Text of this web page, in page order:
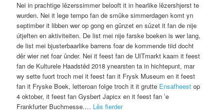
Nei in prachtige lêzerssimmer belooft it in hearlike lêzershjerst te
wurden. Nei it lege tempo fan de smûke simmerdagen komt yn
septimber it libben wer op gong en gûnzet en sûzet it fan de nije
útjeften en aktiviteiten. De list mei nije farske boeken is wer lang,
de list mei bjusterbaarlike barrens foar de kommende tiid docht
dêr wier net foar ûnder. Nei it feest fan de UITmarkt kaam it feest
fan de Kulturele Haadstêd 2018 ynearsten ta in hichtepunt, mar
wy sette fuort troch mei it feest fan it Frysk Museum en it feest
fan it Fryske Boek, letteroan folge troch it it grutte Ensafheest op
4 oktober, it feest fan Gysbert Japicx en it feest fan ’e
Frankfurter Buchmesse.… Lês fierder